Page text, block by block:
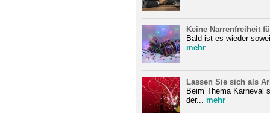
Keine Narrenfreiheit
Bald ist es wieder
mehr
Lassen Sie sich als
Beim Thema Karneval
der... mehr